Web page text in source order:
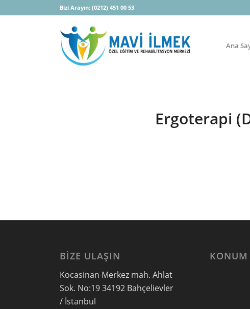
Bizi Arayın:(0212) 451 00 53
Ana
Ergoterapi
BIZE ULAŞIN
Kocasinan Merkez mah. Ahlat
Sok. No:19 34192 Bahçelievler
/ İstanbul
KONUM